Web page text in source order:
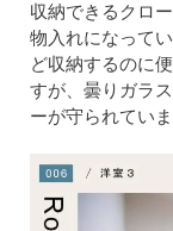
収納できるクロ
物入れになって
ど収納するのに
すが、曇りガラ
ーが守られていま